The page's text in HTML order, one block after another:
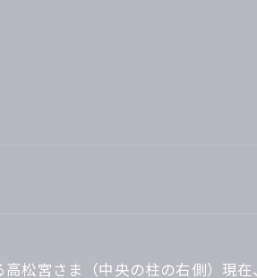
松宮さま（中央の柱の右側）現